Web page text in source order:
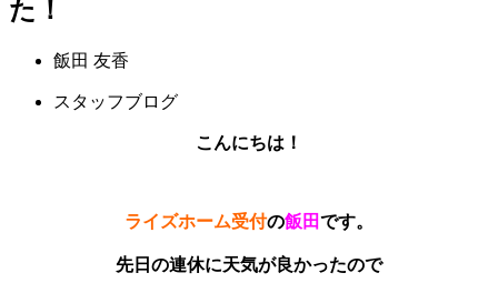
た！
飯田 友香
スタッフブログ
こんにちは！
ライズホーム受付の飯田です。
先日の連休に天気が良かったので